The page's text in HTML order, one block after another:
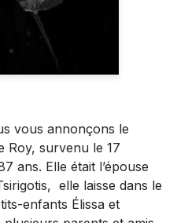
vous annonçons le
Roy, survenu le 17
ans. Elle était l’épouse
elle laisse dans le
enfants Élissa et